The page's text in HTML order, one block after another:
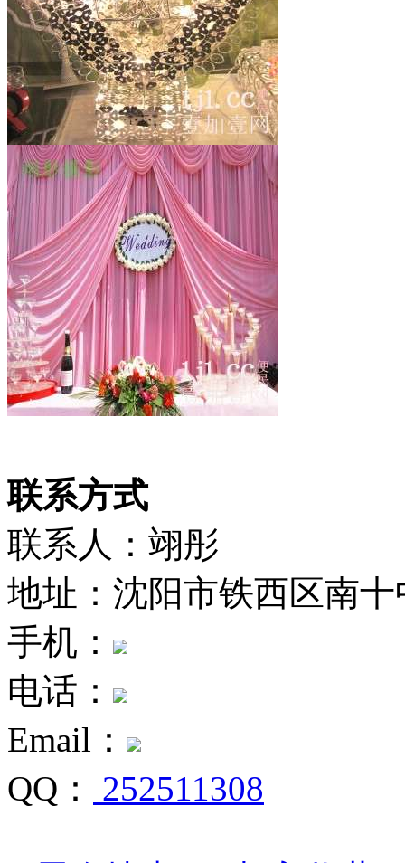
联系方式
联系人：翊彤
地址：沈阳市铁西区南十
手机：
电话：
Email：
QQ：
252511308